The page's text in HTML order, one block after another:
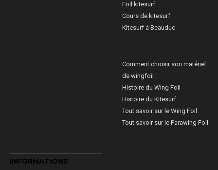
Foil kitesurf
Cours de kitesurf
Kitesurf à Beauduc
Comment choisir son matériel
de wingfoil :
Histoire du Wing Foil
Histoire du Kitesurf
Tout savoir sur le Wing Foil
Tout savoir sur le Parawing Foil
INFORMATIONS